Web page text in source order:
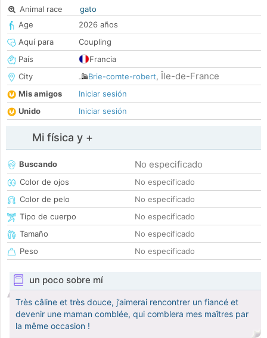
Animal race
gato
Age
2026 años
Aquí para
Coupling
País
Francia
City
Brie-comte-robert, Île-de-France
Mis amigos
Iniciar sesión
Unido
Iniciar sesión
Mi física y +
Buscando No especificado
Color de ojos
No especificado
Color de pelo
No especificado
Tipo de cuerpo
No especificado
Tamaño
No especificado
Peso
No especificado
un poco sobre mí
Très câline et très douce, j’aimerai rencontrer un fiancé et
devenir une maman comblée, qui comblera mes maîtres par
la même occasion !